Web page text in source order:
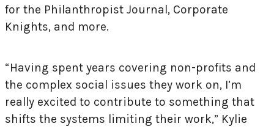
for the Philanthropist Journal, Corporate
Knights, and more.
“Having spent years covering non-profits and
the complex social issues they work on, I’m
really excited to contribute to something that
shifts the systems limiting their work,” Kylie